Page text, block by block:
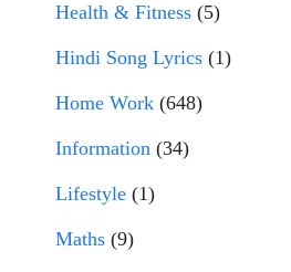
Health & Fitness (5)
Hindi Song Lyrics (1)
Home Work (648)
Information (34)
Lifestyle (1)
Maths (9)